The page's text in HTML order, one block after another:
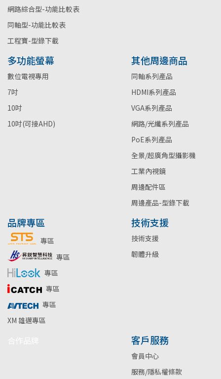
網路綜合型-功能比較表
同軸型-功能比較表
工程寶-型錄下載
多功能螢幕
數位電視專用
7吋
10吋
10吋(可接AHD)
其他周邊商品
同軸系列產品
HDMI系列產品
VGA系列產品
網路/光纖系列產品
PoE系列產品
全景/超廣角型攝影機
工業內視鏡
周邊配件區
周邊產品-型錄下載
品牌專區
專區
專區
專區
專區
專區
XM 雄邁專區
技術支援
技術支援
韌體升級
客戶服務
會員中心
服務/隱私權條款